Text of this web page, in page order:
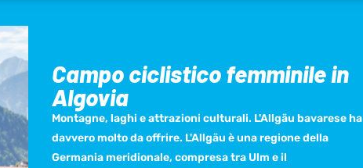
Campo ciclistico femminile in
Algovia
Montagne, laghi e attrazioni culturali. L'Allgäu bavarese ha
davvero molto da offrire. L'Allgäu è una regione della
Germania meridionale, compresa tra Ulm e il